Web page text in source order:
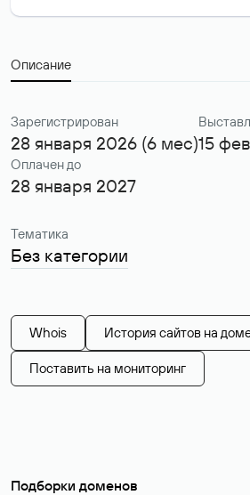
Описание
Зарегистрирован
28 января 2026 (6 мес)15
Оплачен до
28 января 2027
Тематика
Без категории
Whois История сайтов на
Поставить на мониторинг
Подборки доменов